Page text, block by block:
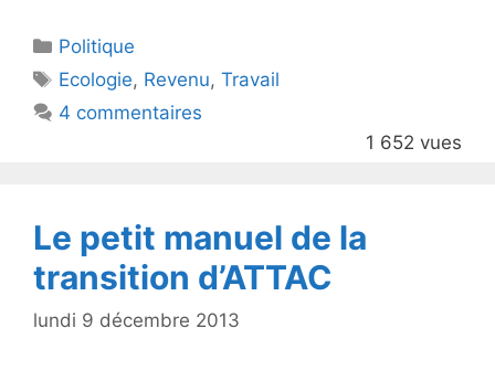
er e
b
o
Catégories
Politique
Étiquettes
Ecologie, Revenu,Travail
4 commentaires
1 652 vues
Le petit manuel de la
transition d’ATTAC
lundi 9 décembre 2013